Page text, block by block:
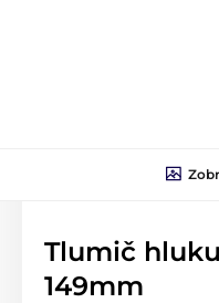
Tlumič
149mm